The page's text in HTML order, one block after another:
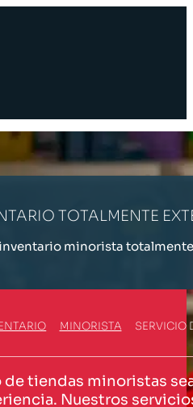
TOTALMENTE
minorista
MINORISTA SERVICIO
de tiendas minoristas
Nuestros